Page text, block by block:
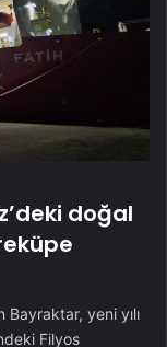
doğal
Bayraktar, yeni yılı
Filyos